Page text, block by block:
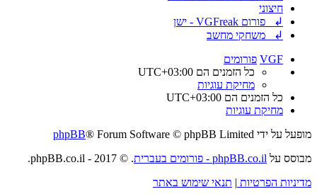
חיצוני
↲ פורום VGFreak - ישן
↲ משחקי מחשב
VGF פורומים
כל הזמנים הם UTC+03:00
מחיקת עוגיות
כל הזמנים הם UTC+03:00
מחיקת עוגיות
מופעל על ידי
phpBB® Forum Software © phpBB Limited
מבוסס על phpBB.co.il - פורומים בעברית
. © 2017 - phpBB.co.il.
מדיניות הפרטיות | תנאי שימוש באתר